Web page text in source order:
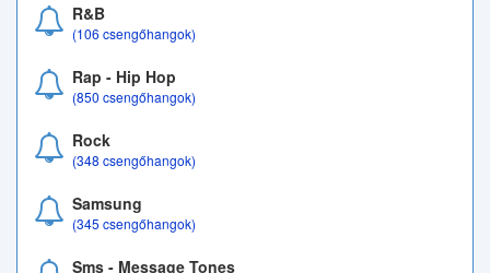
R&B
(106 csengőhangok)
Rap - Hip Hop
(850 csengőhangok)
Rock
(348 csengőhangok)
Samsung
(345 csengőhangok)
Sms - Message Tones